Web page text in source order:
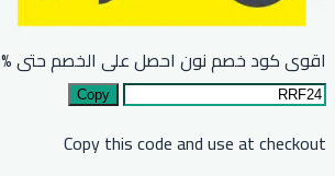
اقوى كود خصم نون احصل على الخصم حتى %70 + خصم إضافي %10 للجميع
Copy
Copy this code and use at checkout